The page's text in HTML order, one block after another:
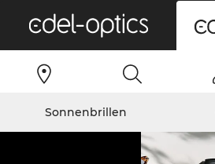
Sonnenbrillen